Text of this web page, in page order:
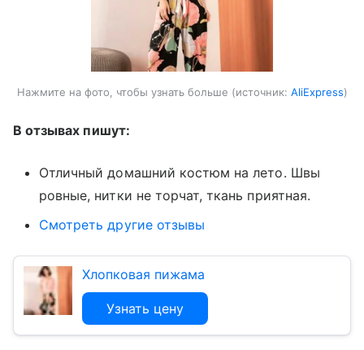
Нажмите на фото, чтобы узнать больше источник: AliExpress
В отзывах пишут:
Отличный домашний костюм на лето. Швы
ровные, нитки не торчат, ткань приятная.
Смотреть другие отзывы
Хлопковая пижама
Узнать цену